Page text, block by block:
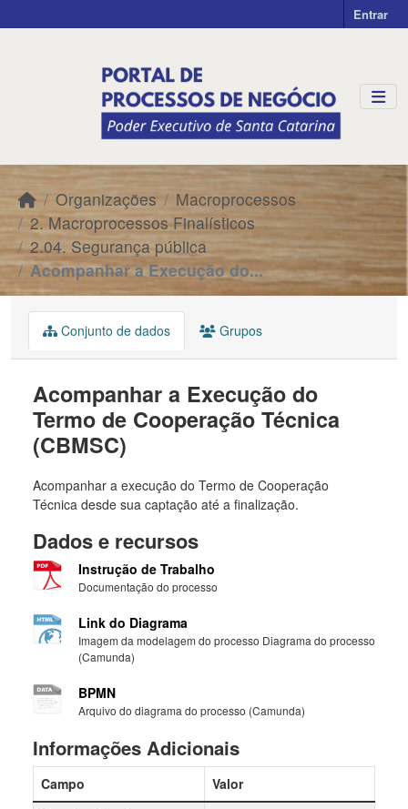
Entrar
Organizações
Macroprocessos
2. Macroprocessos Finalísticos
2.04. Segurança pública
Acompanhar a Execução do...
Conjunto de dados Grupos
Acompanhar a Execução do
Termo de Cooperação Técnica
(CBMSC)
Acompanhar a execução do Termo de Cooperação
Técnica desde sua captação até a finalização.
Dados e recursos
Instrução de Trabalho
Documentação do processo
Link do Diagrama
Imagem da modelagem do processo Diagrama do processo
(Camunda)
BPMN
Arquivo do diagrama do processo (Camunda)
Informações Adicionais
Campo
Valor